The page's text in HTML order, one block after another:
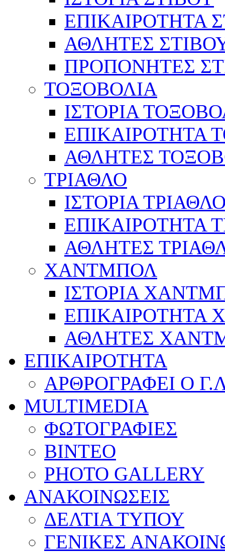
ΕΠΙΚΑΙΡΟΤΗΤΑ
ΑΘΛΗΤΕΣ
ΠΡΟΠΟΝΗΤΕΣ
ΤΟΞΟΒΟΛΙΑ
ΙΣΤΟΡΙΑ
ΕΠΙΚΑΙΡΟΤΗΤΑ
ΑΘΛΗΤΕΣ
ΤΡΙΑΘΛΟ
ΙΣΤΟΡΙΑ
ΕΠΙΚΑΙΡΟΤΗΤΑ
ΑΘΛΗΤΕΣ
ΧΑΝΤΜΠΟΛ
ΙΣΤΟΡΙΑ
ΕΠΙΚΑΙΡΟΤΗΤΑ
ΑΘΛΗΤΕΣ
ΕΠΙΚΑΙΡΟΤΗΤΑ
ΑΡΘΡΟΓΡΑΦΕΙ Ο
MULTIMEDIA
ΦΩΤΟΓΡΑΦΙΕΣ
ΒΙΝΤΕΟ
PHOTO GALLERY
ΑΝΑΚΟΙΝΩΣΕΙΣ
ΔΕΛΤΙΑ ΤΥΠΟΥ
ΓΕΝΙΚΕΣ